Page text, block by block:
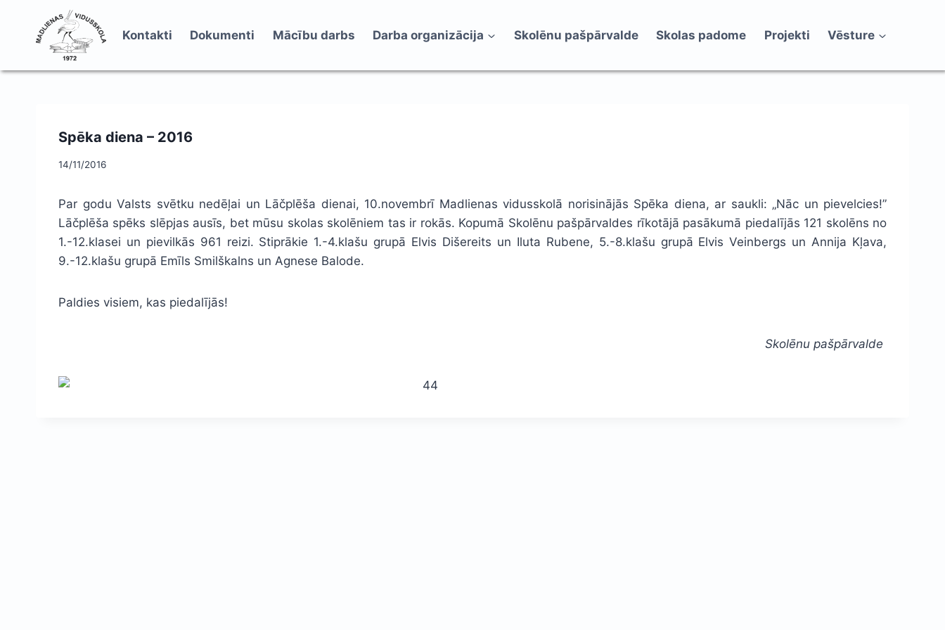
content
Kontakti Dokumenti Mācību darbs Darba organizācija Skolēnu pašpārvalde Skolas padome Projekti Vēsture
Spēka diena – 2016
14/11/2016
Par godu Valsts svētku nedēļai un Lāčplēša dienai, 10.novembrī Madlienas vidusskolā norisinājās Spēka diena, ar saukli: „Nāc un pievelcies!”
Lāčplēša spēks slēpjas ausīs, bet mūsu skolas skolēniem tas ir rokās. Kopumā Skolēnu pašpārvaldes rīkotājā pasākumā piedalījās 121 skolēns no
1.-12.klasei un pievilkās 961 reizi. Stiprākie 1.-4.klašu grupā Elvis Dišereits un Iluta Rubene, 5.-8.klašu grupā Elvis Veinbergs un Annija Kļava,
9.-12.klašu grupā Emīls Smilškalns un Agnese Balode.
Paldies visiem, kas piedalījās!
Skolēnu pašpārvalde